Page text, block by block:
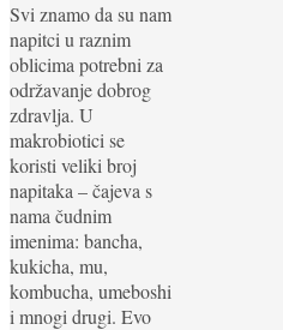
Svi znamo da su nam
napitci u raznim
oblicima potrebni za
održavanje dobrog
zdravlja. U
makrobiotici se
koristi veliki broj
napitaka – čajeva s
nama čudnim
imenima: bancha,
kukicha, mu,
kombucha, umeboshi
i mnogi drugi. Evo